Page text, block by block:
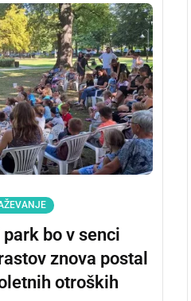
bo v senci
znova postal
otroških